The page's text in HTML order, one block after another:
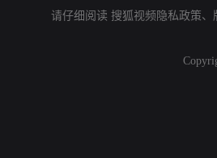
请仔细阅读 搜狐视频隐私政策、